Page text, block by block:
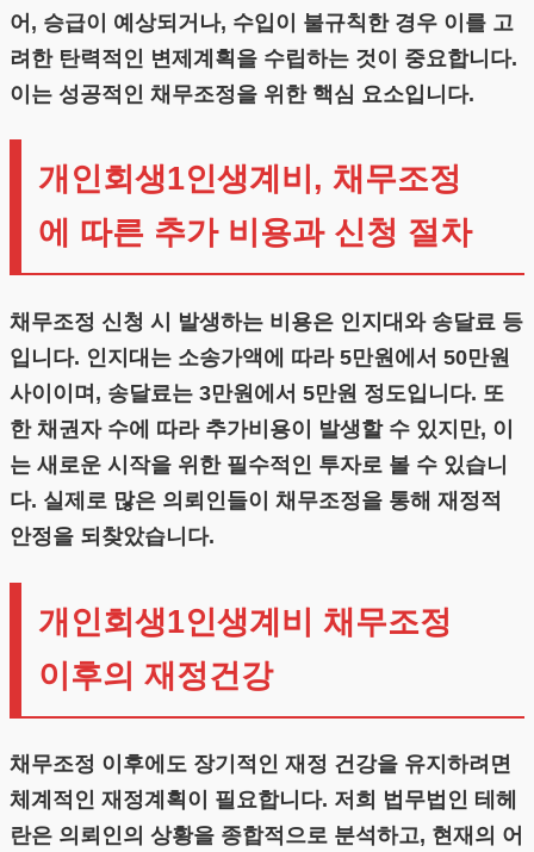
어, 승급이 예상되거나, 수입이 불규칙한 경우 이를 고
려한 탄력적인 변제계획을 수립하는 것이 중요합니다.
이는 성공적인 채무조정을 위한 핵심 요소입니다.
개인회생1인생계비, 채무조정
에 따른 추가 비용과 신청 절차
채무조정 신청 시 발생하는 비용은 인지대와 송달료 등
입니다. 인지대는 소송가액에 따라 5만원에서 50만원
사이이며, 송달료는 3만원에서 5만원 정도입니다. 또
한 채권자 수에 따라 추가비용이 발생할 수 있지만, 이
는 새로운 시작을 위한 필수적인 투자로 볼 수 있습니
다. 실제로 많은 의뢰인들이 채무조정을 통해 재정적
안정을 되찾았습니다.
개인회생1인생계비 채무조정
이후의 재정건강
채무조정 이후에도 장기적인 재정 건강을 유지하려면
체계적인 재정계획이 필요합니다. 저희 법무법인 테헤
란은 의뢰인의 상황을 종합적으로 분석하고, 현재의 어